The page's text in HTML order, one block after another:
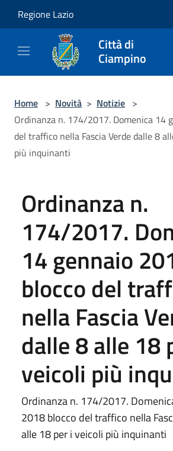
Regione Lazio
Città di
Ciampino
Home > Novità > Notizie >
Ordinanza n. 174/2017. Domenica 14
del traffico nella Fascia Verde dalle 8
più inquinanti
Ordinanza n.
174/2017.
14 gennaio
blocco del
nella Fascia
dalle 8 alle 18
veicoli più
Ordinanza n. 174/2017.
2018 blocco del traffico nella
alle 18 per i veicoli più inquinanti